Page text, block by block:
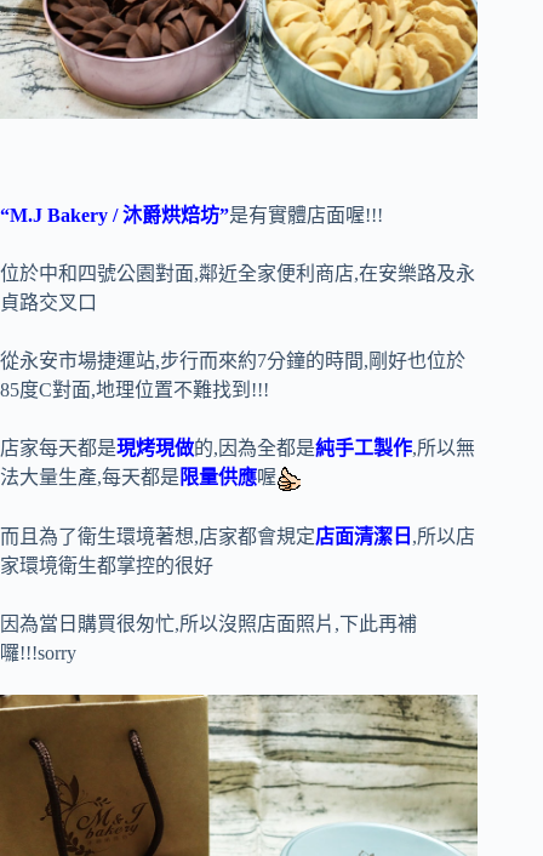
“M.J Bakery / 沐爵烘焙坊”是有實體店面喔!!!
位於中和四號公園對面,鄰近全家便利商店,在安樂路及永
貞路交叉口
從永安市場捷運站,步行而來約7分鐘的時間,剛好也位於
85度C對面,地理位置不難找到!!!
店家每天都是現烤現做的,因為全都是純手工製作,所以無
法大量生產,每天都是 限量供應喔
而且為了衛生環境著想,店家都會規定店面清潔日 ,所以店
家環境衛生都掌控的很好
因為當日購買很匆忙,所以沒照店面照片,下此再補
囉!!!sorry